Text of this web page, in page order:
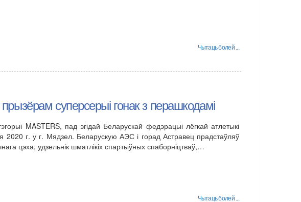
Чытаць болей ...
суперсерыі гонак з перашкодамі
MASTERS, пад эгідай Беларускай федэрацыі лёгкай атлетыкі
2020 г. у г. Мядзел. Беларускую АЭС і горад Астравец прадстаўляў
цэха, удзельнік шматлікіх спартыўных спаборніцтваў,…
Чытаць болей ...